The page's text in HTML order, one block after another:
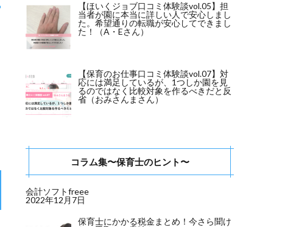
【ほいくジョブ口コミ体験談vol.05】担
当者が園に本当に詳しい人で安心しまし
た。希望通りの転職が安心してできまし
た！（A・Eさん）
【保育のお仕事口コミ体験談vol.07】対
応には満足しているが、1つしか園を見
るのではなく比較対象を作るべきだと反
省（おみさんまさん）
コラム集〜保育士のヒント〜
会計ソフトfreee
2022年12月7日
保育士にかかる税金まとめ！今さら聞け